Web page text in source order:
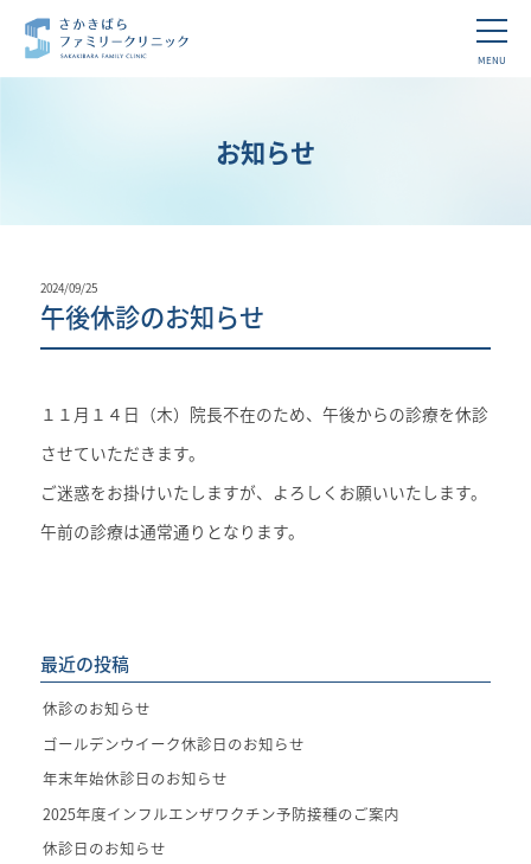
MENU
お知らせ
2024/09/25
午後休診のお知らせ
１１月１４日（木）院長不在のため、午後からの診療を休診
させていただきます。
ご迷惑をお掛けいたしますが、よろしくお願いいたします。
午前の診療は通常通りとなります。
最近の投稿
休診のお知らせ
ゴールデンウイーク休診日のお知らせ
年末年始休診日のお知らせ
2025年度インフルエンザワクチン予防接種のご案内
休診日のお知らせ